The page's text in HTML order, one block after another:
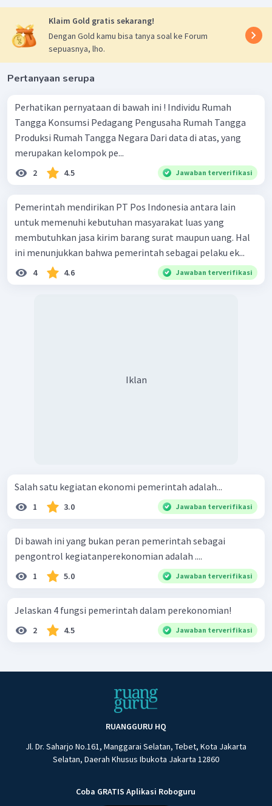
Klaim Gold gratis sekarang!
Dengan Gold kamu bisa tanya soal ke Forum
sepuasnya, lho.
Pertanyaan serupa
Perhatikan pernyataan di bawah ini ! Individu Rumah
Tangga Konsumsi Pedagang Pengusaha Rumah Tangga
Produksi Rumah Tangga Negara Dari data di atas, yang
merupakan kelompok pe...
2 4.5 Jawaban terverifikasi
Pemerintah mendirikan PT Pos Indonesia antara lain
untuk memenuhi kebutuhan masyarakat luas yang
membutuhkan jasa kirim barang surat maupun uang. Hal
ini menunjukkan bahwa pemerintah sebagai pelaku ek...
4 4.6 Jawaban terverifikasi
Iklan
Salah satu kegiatan ekonomi pemerintah adalah...
1 3.0 Jawaban terverifikasi
Di bawah ini yang bukan peran pemerintah sebagai
pengontrol kegiatanperekonomian adalah ....
1 5.0 Jawaban terverifikasi
Jelaskan 4 fungsi pemerintah dalam perekonomian!
2 4.5 Jawaban terverifikasi
RUANGGURU HQ
Jl. Dr. Saharjo No.161, Manggarai Selatan, Tebet, Kota Jakarta
Selatan, Daerah Khusus Ibukota Jakarta 12860
Coba GRATIS Aplikasi Roboguru